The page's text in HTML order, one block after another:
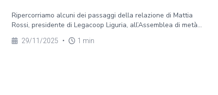
Ripercorriamo alcuni dei passaggi della relazione di Mattia
Rossi, presidente di Legacoop Liguria, all’Assemblea di metà...
29/11/2025 • 1 min